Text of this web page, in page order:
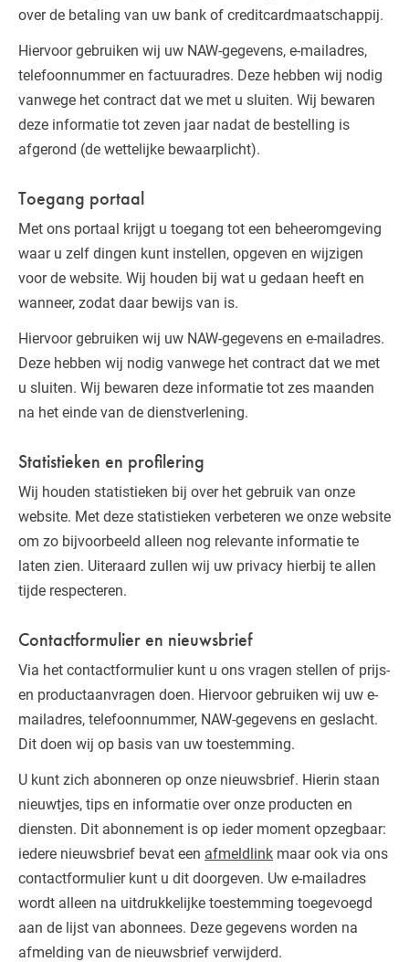
over de betaling van uw bank of creditcardmaatschappij.
Hiervoor gebruiken wij uw NAW-gegevens, e-mailadres,
telefoonnummer en factuuradres. Deze hebben wij nodig
vanwege het contract dat we met u sluiten. Wij bewaren
deze informatie tot zeven jaar nadat de bestelling is
afgerond (de wettelijke bewaarplicht).
Toegang portaal
Met ons portaal krijgt u toegang tot een beheeromgeving
waar u zelf dingen kunt instellen, opgeven en wijzigen
voor de website. Wij houden bij wat u gedaan heeft en
wanneer, zodat daar bewijs van is.
Hiervoor gebruiken wij uw NAW-gegevens en e-mailadres.
Deze hebben wij nodig vanwege het contract dat we met
u sluiten. Wij bewaren deze informatie tot zes maanden
na het einde van de dienstverlening.
Statistieken en profilering
Wij houden statistieken bij over het gebruik van onze
website. Met deze statistieken verbeteren we onze website
om zo bijvoorbeeld alleen nog relevante informatie te
laten zien. Uiteraard zullen wij uw privacy hierbij te allen
tijde respecteren.
Contactformulier en nieuwsbrief
Via het contactformulier kunt u ons vragen stellen of prijs-
en productaanvragen doen. Hiervoor gebruiken wij uw e-
mailadres, telefoonnummer, NAW-gegevens en geslacht.
Dit doen wij op basis van uw toestemming.
U kunt zich abonneren op onze nieuwsbrief. Hierin staan
nieuwtjes, tips en informatie over onze producten en
diensten. Dit abonnement is op ieder moment opzegbaar:
iedere nieuwsbrief bevat een afmeldlink maar ook via ons
contactformulier kunt u dit doorgeven. Uw e-mailadres
wordt alleen na uitdrukkelijke toestemming toegevoegd
aan de lijst van abonnees. Deze gegevens worden na
afmelding van de nieuwsbrief verwijderd.